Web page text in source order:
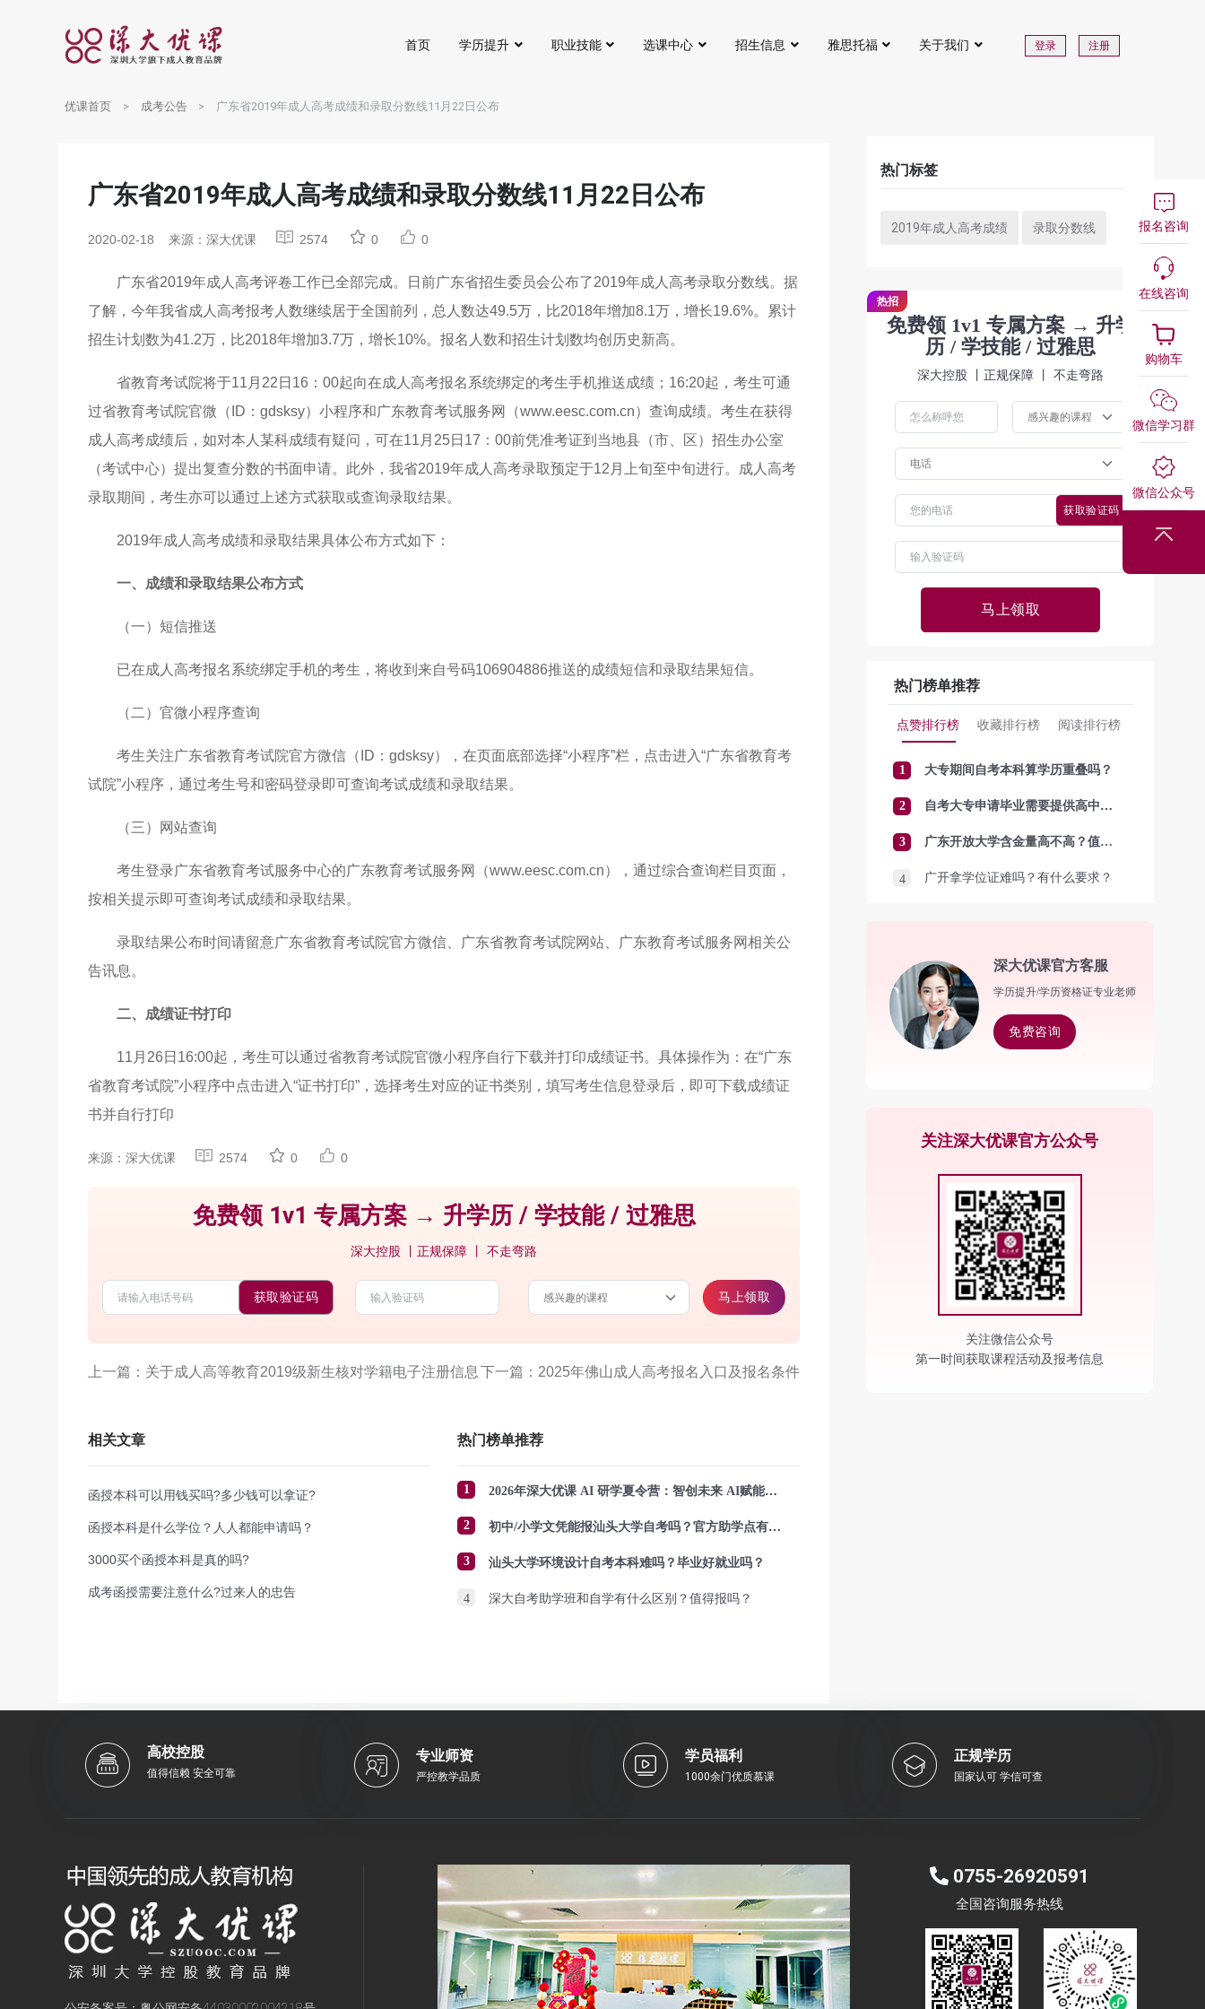
首页 学历提升 职业技能 选课中心 招生信息 雅思托福 关于我们 登录 注册
优课首页 成考公告 广东省2019年成人高考成绩和录取分数线11月22日公布
广东省2019年成人高考成绩和录取分数线11月22日公布
2020-02-18 来源：深大优课 2574 0 0
广东省2019年成人高考评卷工作已全部完成。日前广东省招生委员会公布了2019年成人高考录取分数线。据
了解，今年我省成人高考报考人数继续居于全国前列，总人数达49.5万，比2018年增加8.1万，增长19.6%。累计
招生计划数为41.2万，比2018年增加3.7万，增长10%。报名人数和招生计划数均创历史新高。
省教育考试院将于11月22日16：00起向在成人高考报名系统绑定的考生手机推送成绩；16:20起，考生可通
过省教育考试院官微（ID：gdsksy）小程序和广东教育考试服务网（www.eesc.com.cn）查询成绩。考生在获得
成人高考成绩后，如对本人某科成绩有疑问，可在11月25日17：00前凭准考证到当地县（市、区）招生办公室
（考试中心）提出复查分数的书面申请。此外，我省2019年成人高考录取预定于12月上旬至中旬进行。成人高考
录取期间，考生亦可以通过上述方式获取或查询录取结果。
2019年成人高考成绩和录取结果具体公布方式如下：
一、成绩和录取结果公布方式
（一）短信推送
已在成人高考报名系统绑定手机的考生，将收到来自号码106904886推送的成绩短信和录取结果短信。
（二）官微小程序查询
考生关注广东省教育考试院官方微信（ID：gdsksy），在页面底部选择“小程序”栏，点击进入“广东省教育考
试院”小程序，通过考生号和密码登录即可查询考试成绩和录取结果。
（三）网站查询
考生登录广东省教育考试服务中心的广东教育考试服务网（www.eesc.com.cn），通过综合查询栏目页面，
按相关提示即可查询考试成绩和录取结果。
录取结果公布时间请留意广东省教育考试院官方微信、广东省教育考试院网站、广东教育考试服务网相关公
告讯息。
二、成绩证书打印
11月26日16:00起，考生可以通过省教育考试院官微小程序自行下载并打印成绩证书。具体操作为：在“广东
省教育考试院”小程序中点击进入“证书打印”，选择考生对应的证书类别，填写考生信息登录后，即可下载成绩证
书并自行打印
来源：深大优课 2574 0 0
免费领 1v1 专属方案 → 升学历 / 学技能 / 过雅思
深大控股 丨正规保障 丨 不走弯路
获取验证码 马上领取
上一篇：关于成人高等教育2019级新生核对学籍电子注册信息 下一篇：2025年佛山成人高考报名入口及报名条件
相关文章
函授本科可以用钱买吗?多少钱可以拿证?
函授本科是什么学位？人人都能申请吗？
3000买个函授本科是真的吗?
成考函授需要注意什么?过来人的忠告
热门榜单推荐
1 2026年深大优课 AI 研学夏令营：智创未来 AI赋能成长
2 初中/小学文凭能报汕头大学自考吗？官方助学点有哪些？怎么报名？
3 汕头大学环境设计自考本科难吗？毕业好就业吗？
4 深大自考助学班和自学有什么区别？值得报吗？
热门标签
2019年成人高考成绩 录取分数线
免费领 1v1 专属方案 → 升学
历 / 学技能 / 过雅思
深大控股 丨正规保障 丨 不走弯路
热招
获取验证码
马上领取
热门榜单推荐
点赞排行榜 收藏排行榜 阅读排行榜
1 大专期间自考本科算学历重叠吗？
2 自考大专申请毕业需要提供高中毕业证吗？
3 广东开放大学含金量高不高？值得报考吗？
4 广开拿学位证难吗？有什么要求？
深大优课官方客服
学历提升/学历资格证专业老师
免费咨询
关注深大优课官方公众号
关注微信公众号
第一时间获取课程活动及报考信息
高校控股
值得信赖 安全可靠
专业师资
严控教学品质
学员福利
1000余门优质慕课
正规学历
国家认可 学信可查
Previous Next
0755-26920591
全国咨询服务热线
报名咨询
在线咨询
购物车
微信学习群
微信公众号